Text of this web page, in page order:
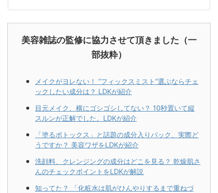
美容雑誌の監修に協力させて頂きました（一
部抜粋）
メイクがヨレない！ “フィックスミスト”選ぶならチェ
ックしたい成分は？ LDKが紹介
目元メイク、横にゴシゴシしてない？ 10秒置いて縦
スルンが正解でした。LDKが紹介
「塗るボトックス」と話題の成分入りパック、実際ど
うですか？ 美容ワザをLDKが紹介
洗顔料、クレンジングの成分はどこを見る？ 乾燥肌さ
んのチェックポイントをLDKが解説
知ってた？ 「化粧水は肌がひんやりするまで重ねづ